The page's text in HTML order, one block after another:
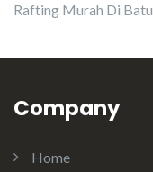
Rafting Murah Di Batu
Company
Home